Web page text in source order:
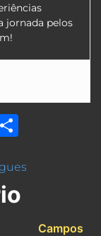
jornada pelos
Campos